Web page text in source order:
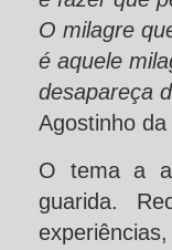
O milagre
é aquele
desapareça
Agostinho da
O tema a
guarida.